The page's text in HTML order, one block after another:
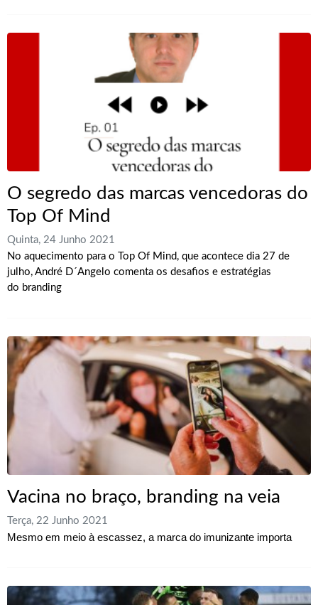
O segredo das marcas vencedoras do
Top Of Mind
Quinta, 24 Junho 2021
No aquecimento para o Top Of Mind, que acontece dia 27 de
julho, André D´Angelo comenta os desafios e estratégias
do branding
Vacina no braço, branding na veia
Terça, 22 Junho 2021
Mesmo em meio à escassez, a marca do imunizante importa